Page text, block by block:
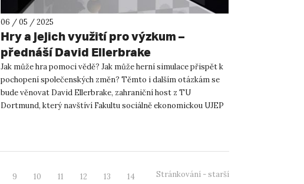
06 / 05 / 2025
Hry a jejich využití pro výzkum –
přednáší David Ellerbrake
Jak může hra pomoci vědě? Jak může herní simulace přispět k
pochopení společenských změn? Těmto i dalším otázkám se
bude věnovat David Ellerbrake, zahraniční host z TU
Dortmund, který navštíví Fakultu sociálně ekonomickou UJEP
9 10 11 12 13
14
Stránkování - starší